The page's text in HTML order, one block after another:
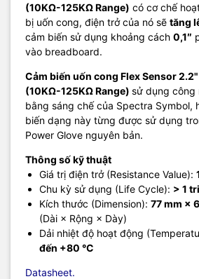
(10KΩ-125KΩ Range) có cơ chế
bị uốn cong, điện trở của nó sẽ tăng
cảm biến sử dụng khoảng cách 0,1″
vào breadboard.
Cảm biến uốn cong Flex Sensor
(10KΩ-125KΩ Range) sử dụng công
bằng sáng chế của Spectra Symbol,
biến dạng này từng được sử dụng
Power Glove nguyên bản.
Thông số kỹ thuật
Giá trị điện trở (Resistance Value):
Chu kỳ sử dụng (Life Cycle): > 1
Kích thước (Dimension): 77 mm ×
(Dài × Rộng × Dày)
Dải nhiệt độ hoạt động
đến +80 °C
Datasheet.